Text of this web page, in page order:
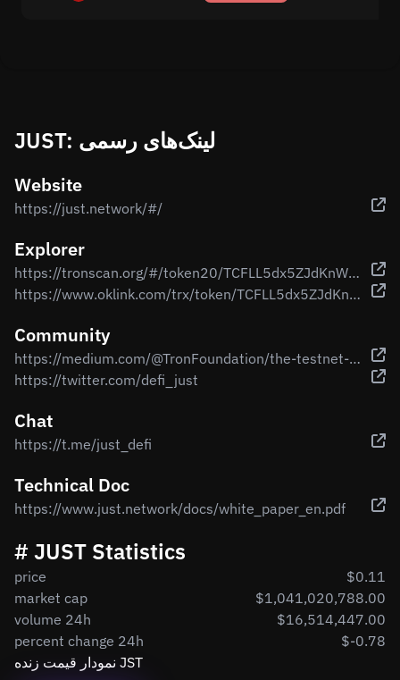
JUST: لینک‌های رسمی
Website
https://just.network/#/
Explorer
https://tronscan.org/#/token20/TCFLL5dx5ZJdKnWuesXxi1VPwjLVmWZZy9
https://www.oklink.com/trx/token/TCFLL5dx5ZJdKnWuesXxi1VPwjLVmWZZy9
Community
https://medium.com/@TronFoundation/the-testnet-of-the-tron-based-stablecoins-lending-platform-successfully-completed-platform-662e0649209f
https://twitter.com/defi_just
Chat
https://t.me/just_defi
Technical Doc
https://www.just.network/docs/white_paper_en.pdf
# JUST Statistics
price
$0.11
market cap
$1,041,020,788.00
volume 24h
$16,514,447.00
percent change 24h
$-0.78
نمودار قیمت زنده JST